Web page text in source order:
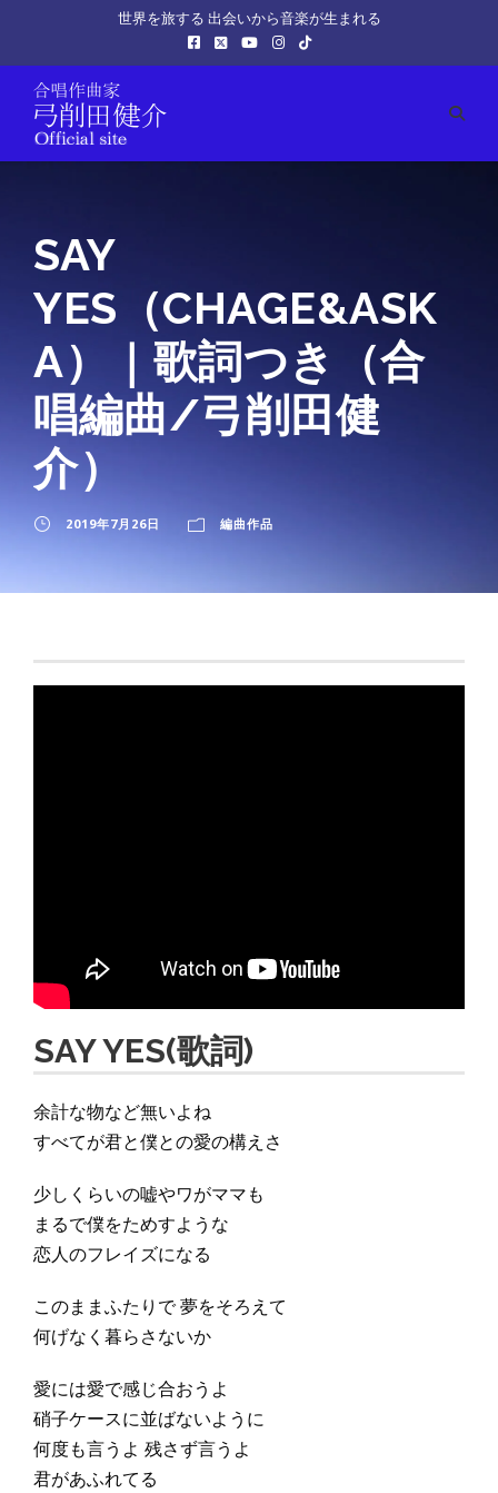
世界を旅する 出会いから音楽が生まれる
SAY
YES（CHAGE&ASK
A）｜歌詞つき（合
唱編曲/弓削田健
介）
2019年7月26日 編曲作品
SAY YES(歌詞)
余計な物など無いよね
すべてが君と僕との愛の構えさ
少しくらいの嘘やワがママも
まるで僕をためすような
恋人のフレイズになる
このままふたりで 夢をそろえて
何げなく暮らさないか
愛には愛で感じ合おうよ
硝子ケースに並ばないように
何度も言うよ 残さず言うよ
君があふれてる